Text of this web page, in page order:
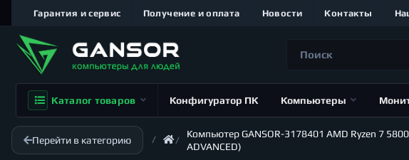
Гарантия и сервис Получение и оплата Новости Контакты
Каталог товаров Конфигуратор ПК Компьютеры
Перейти в категорию
Компьютер GANSOR-3178401 AMD Ryzen 7
ADVANCED)